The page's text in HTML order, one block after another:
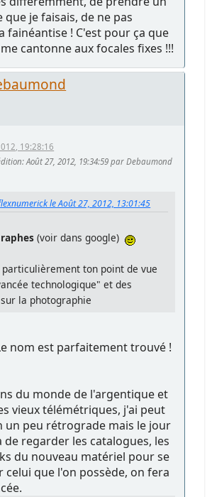
que je faisais, de ne pas
fainéantise ! C'est pour ça que
cantonne aux focales fixes !!!
19:28:16
: Août 27, 2012, 19:34:59 par Debaumond
le Août 27, 2012, 13:01:45
(voir dans google)
particulièrement ton point de vue
technologique" et des
la photographie
nom est parfaitement trouvé !
du monde de l'argentique et
vieux télémétriques, j'ai peut
un peu rétrograde mais le jour
regarder les catalogues, les
du nouveau matériel pour se
celui que l'on possède, on fera